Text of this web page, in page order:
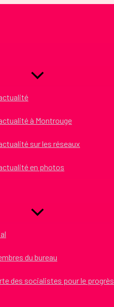
à Montrouge
sur les réseaux
en photos
du bureau
des socialistes pour le progrès